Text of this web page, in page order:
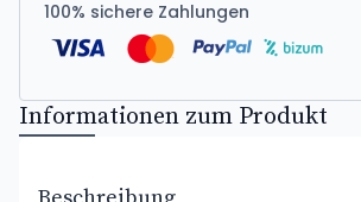
100% sichere Zahlungen
Informationen zum Produkt